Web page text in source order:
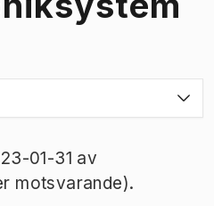
01-31 av
motsvarande).